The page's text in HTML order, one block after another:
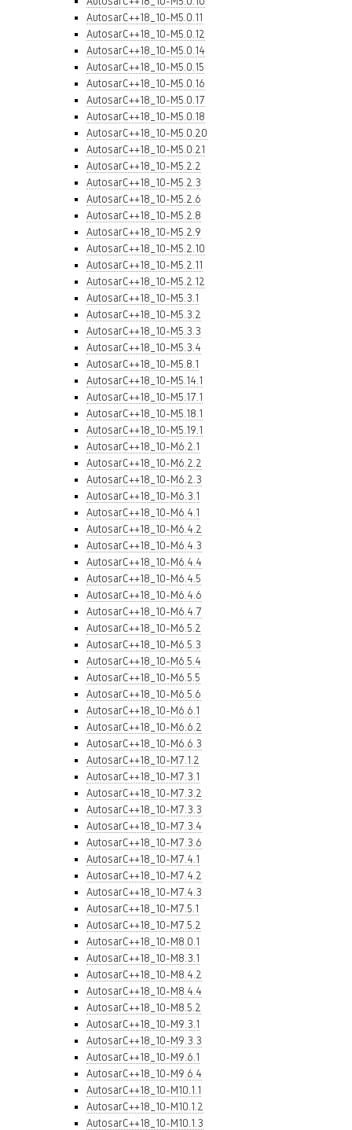
AutosarC++18_10-M5.0.11
AutosarC++18_10-M5.0.12
AutosarC++18_10-M5.0.14
AutosarC++18_10-M5.0.15
AutosarC++18_10-M5.0.16
AutosarC++18_10-M5.0.17
AutosarC++18_10-M5.0.18
AutosarC++18_10-M5.0.20
AutosarC++18_10-M5.0.21
AutosarC++18_10-M5.2.2
AutosarC++18_10-M5.2.3
AutosarC++18_10-M5.2.6
AutosarC++18_10-M5.2.8
AutosarC++18_10-M5.2.9
AutosarC++18_10-M5.2.10
AutosarC++18_10-M5.2.11
AutosarC++18_10-M5.2.12
AutosarC++18_10-M5.3.1
AutosarC++18_10-M5.3.2
AutosarC++18_10-M5.3.3
AutosarC++18_10-M5.3.4
AutosarC++18_10-M5.8.1
AutosarC++18_10-M5.14.1
AutosarC++18_10-M5.17.1
AutosarC++18_10-M5.18.1
AutosarC++18_10-M5.19.1
AutosarC++18_10-M6.2.1
AutosarC++18_10-M6.2.2
AutosarC++18_10-M6.2.3
AutosarC++18_10-M6.3.1
AutosarC++18_10-M6.4.1
AutosarC++18_10-M6.4.2
AutosarC++18_10-M6.4.3
AutosarC++18_10-M6.4.4
AutosarC++18_10-M6.4.5
AutosarC++18_10-M6.4.6
AutosarC++18_10-M6.4.7
AutosarC++18_10-M6.5.2
AutosarC++18_10-M6.5.3
AutosarC++18_10-M6.5.4
AutosarC++18_10-M6.5.5
AutosarC++18_10-M6.5.6
AutosarC++18_10-M6.6.1
AutosarC++18_10-M6.6.2
AutosarC++18_10-M6.6.3
AutosarC++18_10-M7.1.2
AutosarC++18_10-M7.3.1
AutosarC++18_10-M7.3.2
AutosarC++18_10-M7.3.3
AutosarC++18_10-M7.3.4
AutosarC++18_10-M7.3.6
AutosarC++18_10-M7.4.1
AutosarC++18_10-M7.4.2
AutosarC++18_10-M7.4.3
AutosarC++18_10-M7.5.1
AutosarC++18_10-M7.5.2
AutosarC++18_10-M8.0.1
AutosarC++18_10-M8.3.1
AutosarC++18_10-M8.4.2
AutosarC++18_10-M8.4.4
AutosarC++18_10-M8.5.2
AutosarC++18_10-M9.3.1
AutosarC++18_10-M9.3.3
AutosarC++18_10-M9.6.1
AutosarC++18_10-M9.6.4
AutosarC++18_10-M10.1.1
AutosarC++18_10-M10.1.2
AutosarC++18_10-M10.1.3